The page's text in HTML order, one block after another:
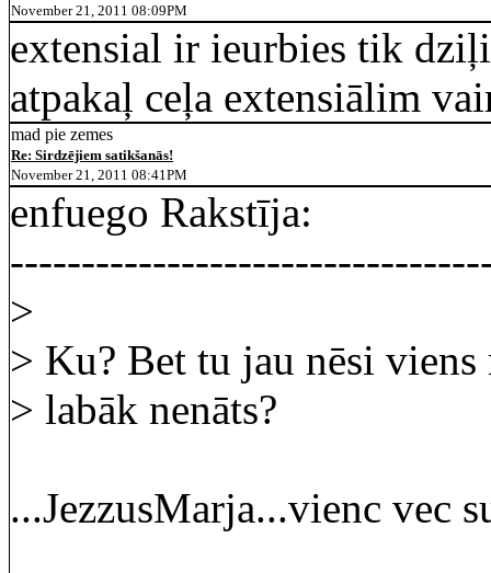
November 21, 2011 08:09PM
extensial ir ieurbies tik
atpakaļ ceļa extensiālim
mad pie zemes
Re: Sirdzējiem satikšanās!
November 21, 2011 08:41PM
enfuego Rakstīja:
>
> Ku? Bet tu jau nēsi viens
> labāk nenāts?
...JezzusMarja...vienc vec